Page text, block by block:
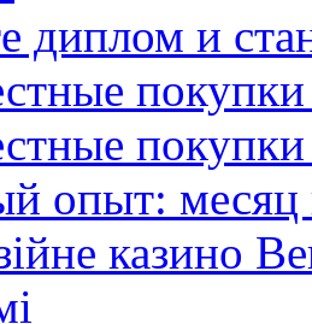
диплом и
покупки
опыт: месяц
казино